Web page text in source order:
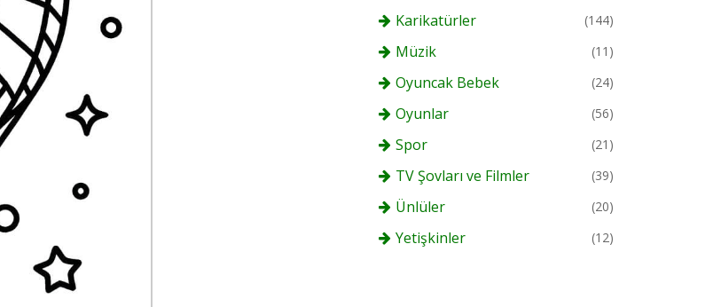
Karikatürler (144)
Müzik (11)
Oyuncak Bebek (24)
Oyunlar (56)
Spor (21)
TV Şovları ve Filmler (39)
Ünlüler (20)
Yetişkinler (12)